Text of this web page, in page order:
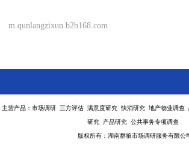
m.qunlangzixun.b2b168.com
主营产品：市场调研 三方评估 满意度研究 快消研究 地产物业调
研究 产品研究 公共事务专项调查
版权所有：湖南群狼市场调研服务有限公